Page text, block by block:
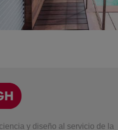
y diseño al servicio de la